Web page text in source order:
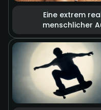
Eine extrem
menschlicher
andere
Details wie
zitternde
lassen allein